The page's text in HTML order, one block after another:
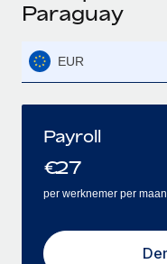
Paraguay
EUR
Payroll
€27
per werknemer per